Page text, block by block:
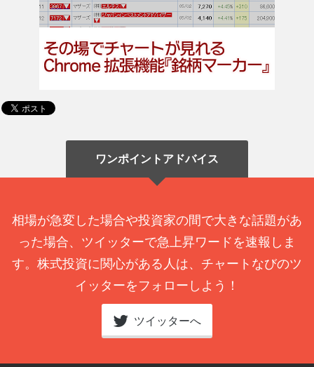
ワンポイントアドバイス
相場が急変した場合や投資家の間で大きな話題があ
った場合、ツイッターで急上昇ワードを速報しま
す。株式投資に関心がある人は、チャートなびのツ
イッターをフォローしよう！
ツイッターへ